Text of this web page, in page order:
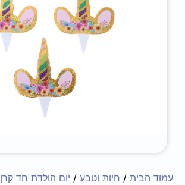
עמוד הבית / חיות וטבע / יום הולדת חד קרן